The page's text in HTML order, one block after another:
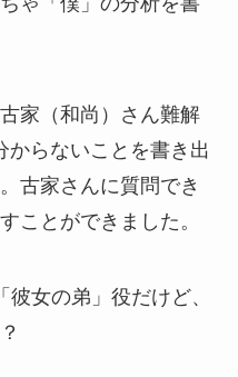
家（和尚）さん難解
からないことを書き出
古家さんに質問でき
ことができました。
女の弟」役だけど、